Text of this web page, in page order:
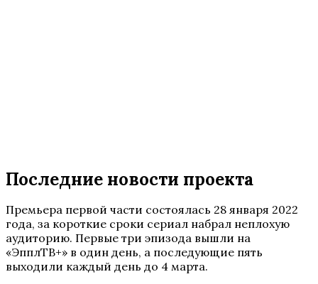
Последние новости проекта
Премьера первой части состоялась 28 января 2022
года, за короткие сроки сериал набрал неплохую
аудиторию. Первые три эпизода вышли на
«ЭпплТВ+» в один день, а последующие пять
выходили каждый день до 4 марта.